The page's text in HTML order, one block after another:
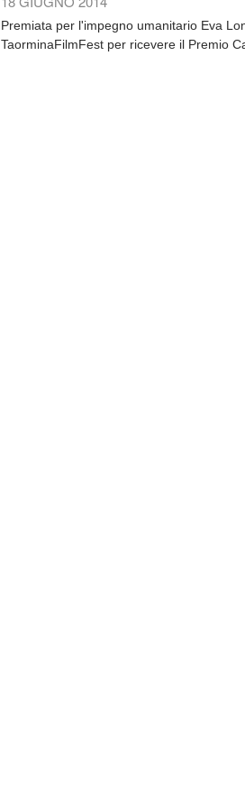
Premiata per l'impegno umanitario Eva
TaorminaFilmFest per ricevere il Premio